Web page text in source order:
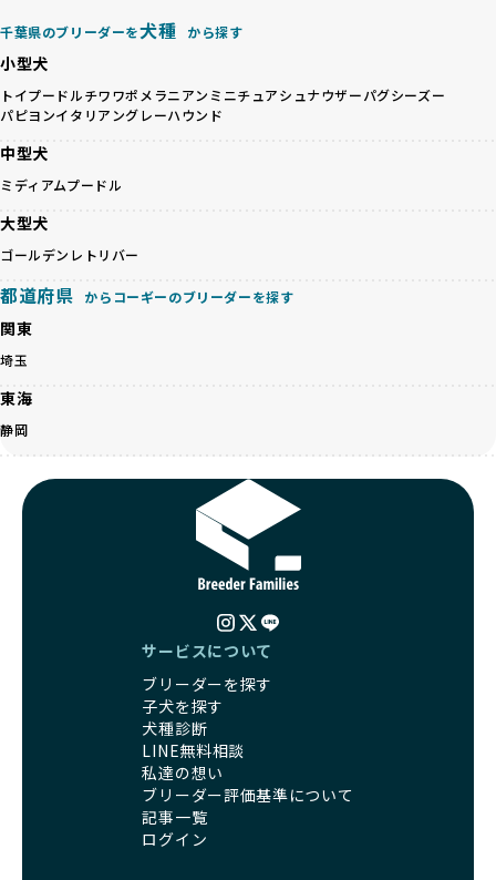
徹底した透明性こそが、BreederFamiliesの大きな特徴で
す。
BreederFamiliesは、ペット業界が抱える命の大量生産・大
量販売、負担の大きい流通構造、劣悪な飼育環境といった課
を促進することで、無駄な命の消費を減らし、命を大切にす
る社会の実現を目指しています。
人へ寄付しています。多くのペット販売業者が、動物福祉へ
の取り組みが不十分であることを理由に寄付を断られる中、
ます。この活動により、保護が必要なワンちゃんの救済や保
護活動の支援にも貢献しています。
でなく、すべてのワンちゃんに優しい未来を創るための大き
な一歩です。ユーザーの皆さんがBreederFamiliesを通じて
支えることができます。
BreederFamiliesに登録されているブリーダーは、子犬が心
身ともに健康に育つための環境づくりに全力を注いでいま
遺伝的なリスクを最小限に抑えた繁殖計画、栄養バランスが
考えられた食事、子犬がのびのびと動ける適度な運動環境、
その結果、BreederFamiliesを通じてお迎えする子犬は、元
気で健康なスタートを切れることが大きな魅力です。
子犬の社会性は、家庭でのしつけをスムーズにする重要なポ
イントです。BreederFamiliesのブリーダーは、母犬や兄弟
犬、人との触れ合いの時間をしっかり確保し、子犬が自然に
コミュニケーション能力を身につけられるよう育てていま
家庭に迎えたその日から、すでに社会性の基盤ができている
ため、新しい環境にもスムーズに適応できます。
これにより、飼い主さんにとっても安心してスタートできる
接の引き渡しを基本とします。
一方で、営利優先ブリーダーは、広範囲に販売するためにペ
ットショップやオークションを活用し、子犬の心身への影響
を軽視しがちです。
「ペットショップ等を使わない」の詳細はこちら
近年、「小さくて可愛い」「珍しい毛色」という見た目の特
徴が人気を集め、高値で取引されることが多くなっていま
くありません。極小サイズは骨や心臓に負担がかかりやす
く、レアカラーには遺伝疾患のリスクが高まることがありま
営利優先ブリーダーは、このような流行や需要に応じて無理
な繁殖を行いがちです。小柄な母犬を繁殖に多用して体に負
担をかけたり、子犬を小さく見せるために食事を減らすな
ど、健康を犠牲にした管理がされることもあります。このよ
うな方法では、ワンちゃんの免疫力や体力が低下し、飼い主
にとっても将来的な医療費やケアの負担が増える恐れがあり
ます。
優良ブリーダーは、こうした流行に流されず、ワンちゃんの
健康を最優先に考えています。特に小さいワンちゃんやレア
カラーの子犬を販売する場合は、健康リスクを十分に理解
し、飼い主にそのリスクについて丁寧に説明しています。食
事管理もしっかり行い、成長に必要な栄養を確保するなど、
ワンちゃんの健康を第一にした繁殖を心がけています。
引退犬とは、繁殖期を終えたワンちゃんたちのことを指しま
優良ブリーダーは、引退犬も家族の一員として、彼らの幸せ
を願っています。よって、引退後も自宅で飼育を続けるか、
信頼できる相手に譲渡するなど、ワンちゃんが幸せに暮らせ
るように配慮します。
一方、営利優先ブリーダーは引退犬を「コスト」として考
え、早く手放すことを考えます。場合によっては、悪徳保護
団体に引き渡されることもあり、ワンちゃんの生活が不安定
千葉県のブリーダーを犬種 から探す
小型犬
トイプードルチワワポメラニアン ミニチュアシュナウザーパグシーズー
パピヨンイタリアングレーハウンド
中型犬
ミディアムプードル
大型犬
ゴールデンレトリバー
都道府県 からコーギーのブリーダーを探す
関東
埼玉
東海
静岡
サービスについて
ブリーダーを探す
子犬を探す
犬種診断
LINE無料相談
私達の想い
ブリーダー評価基準について
記事一覧
ログイン